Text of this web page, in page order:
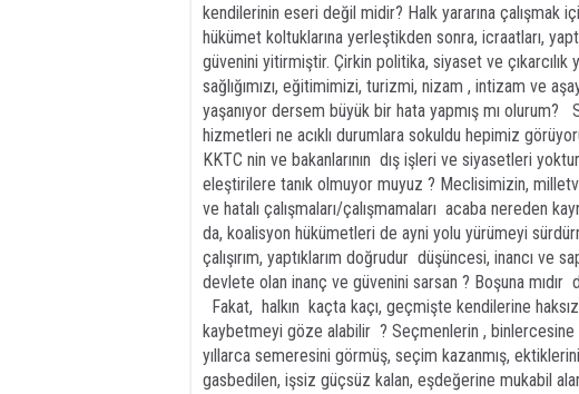
kendilerinin eseri değil midir? Halk yararına çalışmak
hükümet koltuklarına yerleştikden sonra, icraatları,
güvenini yitirmiştir. Çirkin politika, siyaset ve çıkarcılık
sağlığımızı, eğitimimizi, turizmi, nizam , intizam ve
yaşanıyor dersem büyük bir hata yapmış mı olurum?
hizmetleri ne acıklı durumlara sokuldu hepimiz
KKTC nin ve bakanlarının dış işleri ve siyasetleri
eleştirilere tanık olmuyor muyuz ? Meclisimizin,
ve hatalı çalışmaları/çalışmamaları acaba nereden
da, koalisyon hükümetleri de ayni yolu yürümeyi
çalışırım, yaptıklarım doğrudur düşüncesi, inancı ve
devlete olan inanç ve güvenini sarsan ? Boşuna
Fakat, halkın kaçta kaçı, geçmişte kendilerine
kaybetmeyi göze alabilir ? Seçmenlerin , binlercesine
yıllarca semeresini görmüş, seçim kazanmış,
gasbedilen, işsiz güçsüz kalan, eşdeğerine mukabil